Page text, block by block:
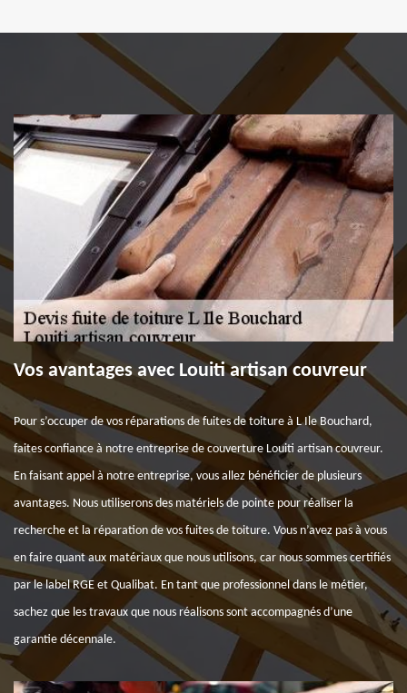
Vos avantages avec Louiti artisan couvreur
Pour s’occuper de vos réparations de fuites de toiture à L Ile Bouchard,
faites confiance à notre entreprise de couverture Louiti artisan couvreur.
En faisant appel à notre entreprise, vous allez bénéficier de plusieurs
avantages. Nous utiliserons des matériels de pointe pour réaliser la
recherche et la réparation de vos fuites de toiture. Vous n’avez pas à vous
en faire quant aux matériaux que nous utilisons, car nous sommes certifiés
par le label RGE et Qualibat. En tant que professionnel dans le métier,
sachez que les travaux que nous réalisons sont accompagnés d’une
garantie décennale.